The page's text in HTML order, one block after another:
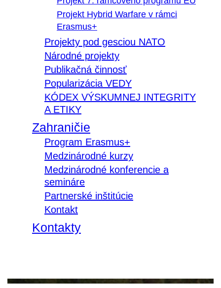
Projekt Hybrid Warfare v rámci
Erasmus+
Projekty pod gesciou NATO
Národné projekty
Publikačná činnosť
Popularizácia VEDY
KÓDEX VÝSKUMNEJ INTEGRITY
A ETIKY
Zahraničie
Program Erasmus+
Medzinárodné kurzy
Medzinárodné konferencie a
semináre
Partnerské inštitúcie
Kontakt
Kontakty